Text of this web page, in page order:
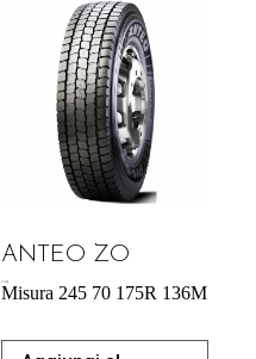
ANTEO ZO
Misura 245 70 175R 136M